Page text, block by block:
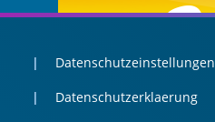
Datenschutzeinstellungen
Datenschutzerklaerung